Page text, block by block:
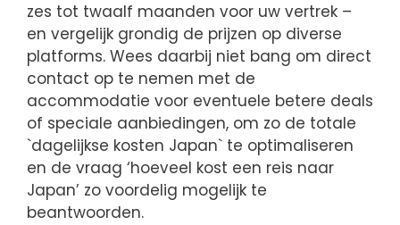
zes tot twaalf maanden voor uw vertrek –
en vergelijk grondig de prijzen op diverse
platforms. Wees daarbij niet bang om direct
contact op te nemen met de
accommodatie voor eventuele betere deals
of speciale aanbiedingen, om zo de totale
`dagelijkse kosten Japan` te optimaliseren
en de vraag ‘hoeveel kost een reis naar
Japan’ zo voordelig mogelijk te
beantwoorden.